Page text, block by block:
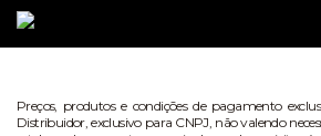
Preços, produtos e condições de pagamento
Distribuidor, exclusivo para CNPJ, não valendo